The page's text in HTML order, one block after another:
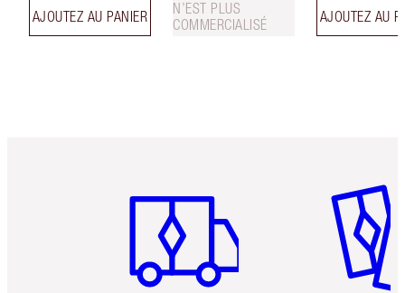
AJOUTEZ AU PANIER
N’EST PLUS
COMMERCIALISÉ
AJOUTEZ AU